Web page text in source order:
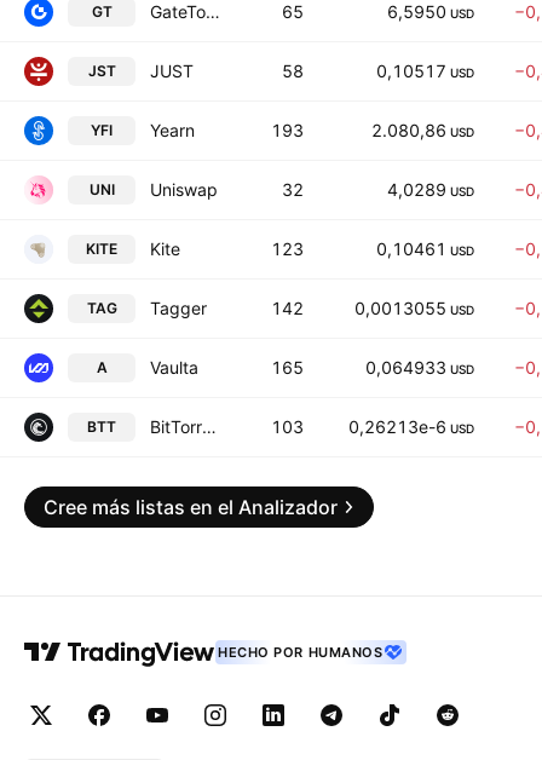
GT GateToken 65 6,5950 USD
JST JUST 58 0,10517 USD
YFI Yearn 193 2.080,86 USD
UNI Uniswap 32 4,0289 USD
KITE Kite 123 0,10461 USD
TAG Tagger 142 0,0013055 USD
A Vaulta 165 0,064933 USD
BTT BitTorrent-New 103 0,26213e-6 USD
Cree más listas en el Analizador
HECHO POR HUMANOS